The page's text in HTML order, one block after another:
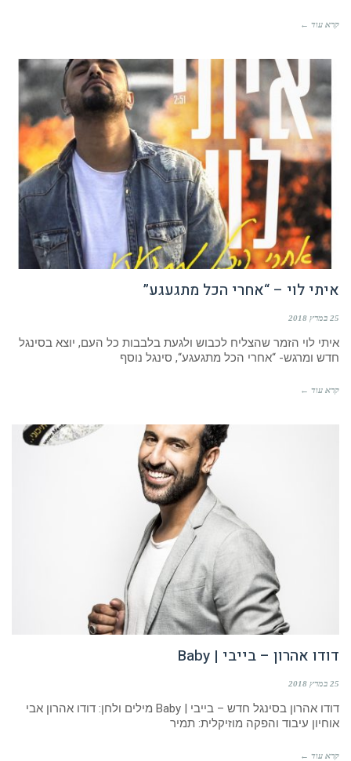
קרא עוד ←
איתי לוי – “אחרי הכל מתגעגע”
25 במרץ 2018
איתי לוי הזמר שהצליח לכבוש ולגעת בלבבות כל העם, יוצא בסינגל
חדש ומרגש- “אחרי הכל מתגעגע“, סינגל נוסף
קרא עוד ←
דודו אהרון – בייבי | Baby
25 במרץ 2018
דודו אהרון בסינגל חדש – בייבי | Baby מילים ולחן: דודו אהרון אבי
אוחיון עיבוד והפקה מוזיקלית: תמיר
קרא עוד ←